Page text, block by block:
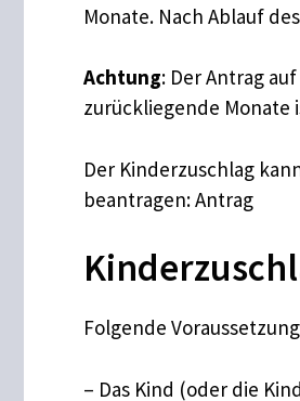
Monate. Nach Ablauf
Achtung: Der Antrag
zurückliegende Monate
Der Kinderzuschlag
beantragen: Antrag
Folgende
– Das Kind (oder die